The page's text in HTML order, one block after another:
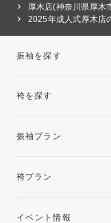
厚木店(神奈川県厚木
2025年成人式厚木店
振袖を探す
袴を探す
振袖プラン
レンタルプラン
袴プラン
卒業袴レンタルプラ
イベント情報